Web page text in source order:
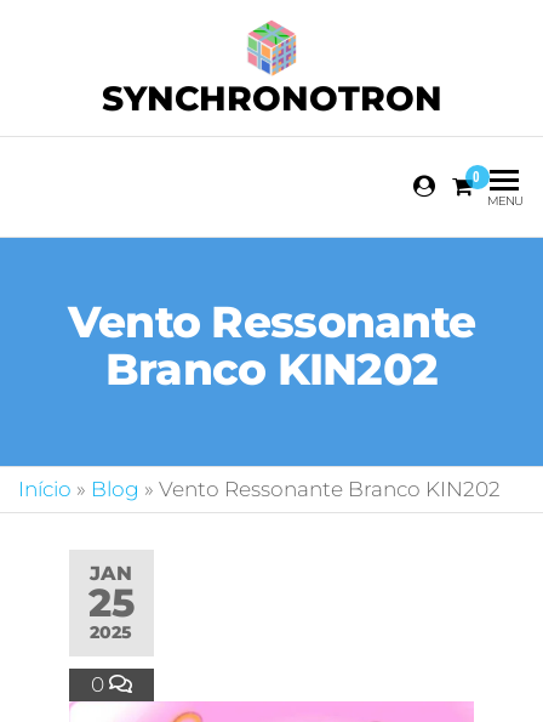
SYNCHRONOTRON
0
MENU
Vento Ressonante
Branco KIN202
Início » Blog » Vento Ressonante Branco KIN202
JAN
25
2025
0